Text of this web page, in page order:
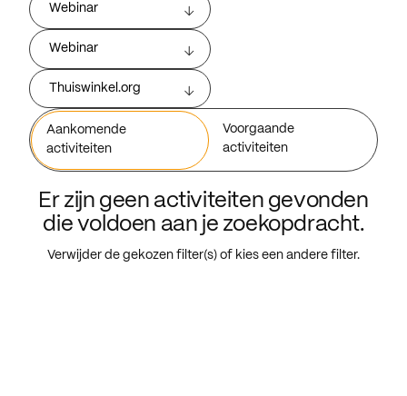
Webinar
Webinar
Thuiswinkel.org
Aankomende
activiteiten
Voorgaande
activiteiten
Er zijn geen activiteiten gevonden
die voldoen aan je zoekopdracht.
Verwijder de gekozen filter(s) of kies een andere filter.